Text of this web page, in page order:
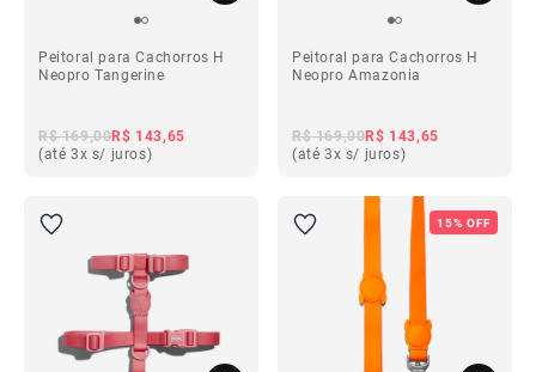
Peitoral para Cachorros H
Neopro Tangerine
R$ 169,00R$ 143,65
(até 3x s/ juros)
Peitoral para Cachorros H
Neopro Amazonia
R$ 169,00R$ 143,65
(até 3x s/ juros)
15% OFF